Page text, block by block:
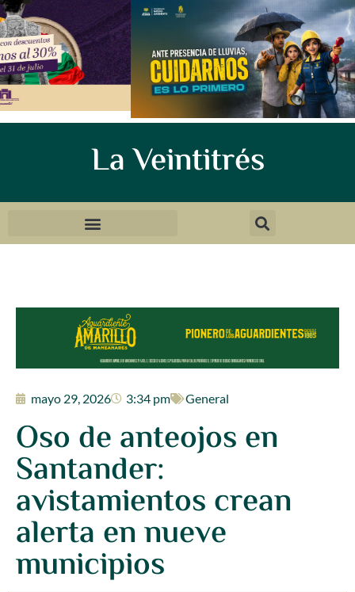
La Veintitrés
mayo 29, 2026 3:34 pm General
Oso de anteojos en
Santander:
avistamientos crean
alerta en nueve
municipios